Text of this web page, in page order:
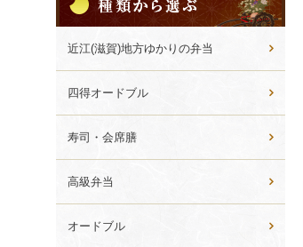
類
か
ら
選
ぶ
近江(滋賀)地方ゆかりの弁当
四得オードブル
寿司・会席膳
高級弁当
オードブル